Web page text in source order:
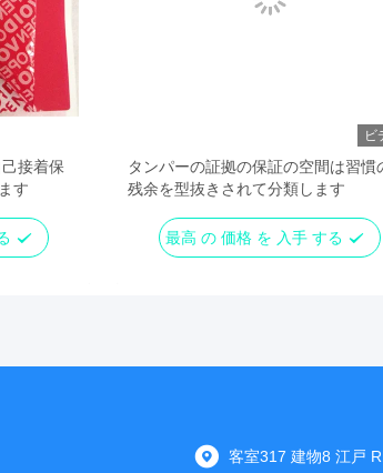
接着保
す
ビ
タンパーの証拠の保証の空間は習慣
残余を型抜きされて分類します
最高 の 価格 を 入手 する
客室317 建物8 江戸